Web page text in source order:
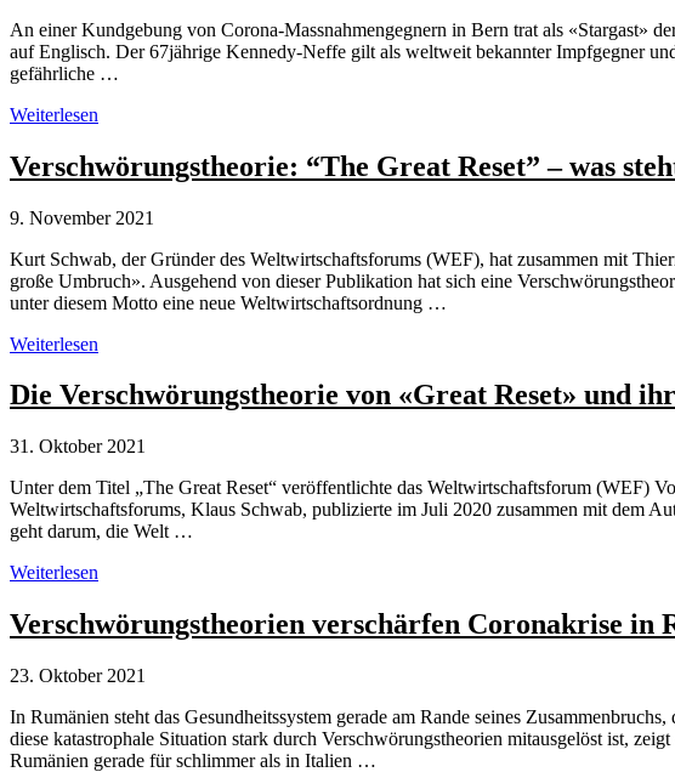
An einer Kundgebung von Corona-Massnahmengegnern in Bern trat als «Stargast»
auf Englisch. Der 67jährige Kennedy-Neffe gilt als weltweit bekannter Impfgegner
gefährliche …
Kennedy-
als
Redner
Bern
Corona-
Demonstration
Weiterlesen
Verschwörungstheorie: “The Great Reset” – was
9. November 2021
Kurt Schwab, der Gründer des Weltwirtschaftsforums (WEF), hat zusammen mit
große Umbruch». Ausgehend von dieser Publikation hat sich eine
unter diesem Motto eine neue Weltwirtschaftsordnung …
Verschwörungstheorie:
Great
Reset”
was
eigentlich
im
Buch
von
Kurt
Weiterlesen
Die Verschwörungstheorie von «Great Reset» und
31. Oktober 2021
Unter dem Titel „The Great Reset“ veröffentlichte das Weltwirtschaftsforum (WEF)
Weltwirtschaftsforums, Klaus Schwab, publizierte im Juli 2020 zusammen mit dem
geht darum, die Welt …
Die
von
«Great
und
Widersprüche
Weiterlesen
Verschwörungstheorien verschärfen Coronakrise in
23. Oktober 2021
In Rumänien steht das Gesundheitssystem gerade am Rande seines
diese katastrophale Situation stark durch Verschwörungstheorien mitausgelöst ist,
Rumänien gerade für schlimmer als in Italien …